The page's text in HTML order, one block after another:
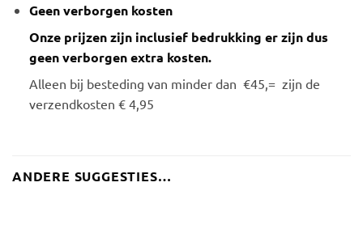
Geen verborgen kosten
Onze prijzen zijn inclusief bedrukking er zijn dus
geen verborgen extra kosten.
Alleen bij besteding van minder dan €45,= zijn de
verzendkosten € 4,95
ANDERE SUGGESTIES…